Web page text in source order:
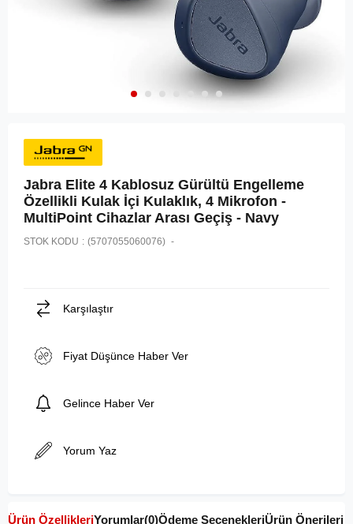
Jabra Elite 4 Kablosuz Gürültü Engelleme
Özellikli Kulak İçi Kulaklık, 4 Mikrofon -
MultiPoint Cihazlar Arası Geçiş - Navy
STOK KODU (5707055060076)
Karşılaştır
Fiyat Düşünce Haber Ver
Gelince Haber Ver
Yorum Yaz
Ürün ÖzellikleriYorumlar(0)Ödeme SeçenekleriÜrün Önerileri